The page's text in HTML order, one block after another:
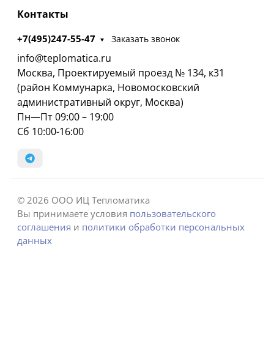
Контакты
+7(495)247-55-47 Заказать звонок
info@teplomatica.ru
Москва, Проектируемый проезд № 134, к31
(район Коммунарка, Новомосковский
административный округ, Москва)
Пн—Пт 09:00 – 19:00
Сб 10:00-16:00
© 2026 ООО ИЦ Тепломатика
Вы принимаете условия пользовательского
соглашения и политики обработки персональных
данных